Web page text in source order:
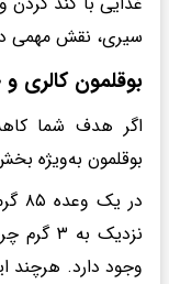
سیری، نقش مهمی
بوقلمون کالری
اگر هدف شما
بوقلمون به‌ویژه
نزدیک
وجود دارد. هرچند